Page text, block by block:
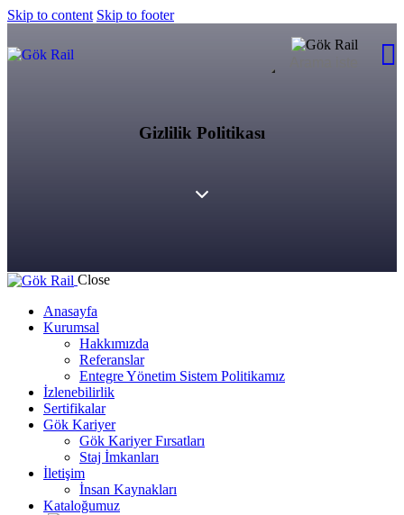
Skip to content Skip to footer
Gizlilik Politikası
Close
Anasayfa
Kurumsal
Hakkımızda
Referanslar
Entegre Yönetim Sistem Politikamız
İzlenebilirlik
Sertifikalar
Gök Kariyer
Gök Kariyer Fırsatları
Staj İmkanları
İletişim
İnsan Kaynakları
Kataloğumuz